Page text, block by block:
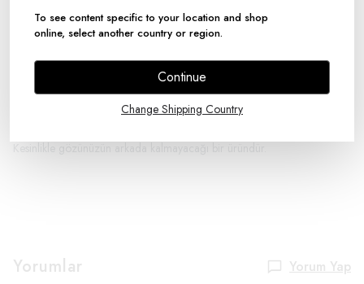
To see content specific to your location and shop
online, select another country or region.
Continue
Change Shipping Country
Metresan su terazilerikalitesi inanılmaz derecede iyidir. Hatasız
garantili su terazisi sayesinde kesin ölçüm yapar elektro statik boya,
Kesinlikle gözünüzün arkada kalmayacağı bir üründür.
Yorumlar Yorum Yap